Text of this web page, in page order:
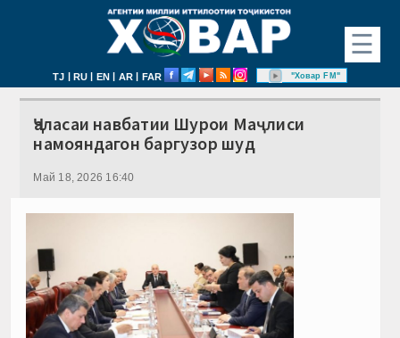
☰
TJ | RU | EN | AR | FAR "Ховар FM"
Ҷаласаи навбатии Шурои Маҷлиси
намояндагон баргузор шуд
Май 18, 2026 16:40